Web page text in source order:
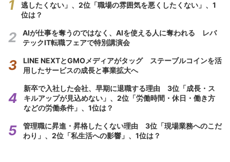
逃したくない」、2位「職場の雰囲気を悪くしたくない」、1
位は？
AIが仕事を奪うのではなく、AIを使える人に奪われる レバ
テックIT転職フェアで特別講演会
LINE NEXTとGMOメディアがタッグ ステーブルコインを活
用したサービスの成長と事業拡大へ
新卒で入社した会社、早期に退職する理由 3位「成長・ス
キルアップが見込めない」、2位「労働時間・休日・働き方
などの労働条件」、1位は？
管理職に昇進・昇格したくない理由 3位「現場業務へのこだ
わり」、2位「私生活への影響」、1位は？